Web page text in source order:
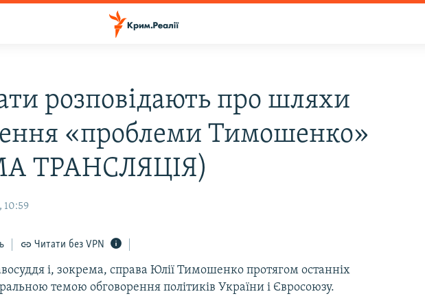
розповідають про шляхи
«проблеми Тимошенко»
ТРАНСЛЯЦІЯ)
10:59
Читати без VPN
і, зокрема, справа Юлії Тимошенко протягом останніх
темою обговорення політиків України і Євросоюзу.